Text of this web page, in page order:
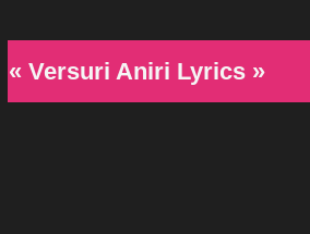
« Versuri Aniri Lyrics »